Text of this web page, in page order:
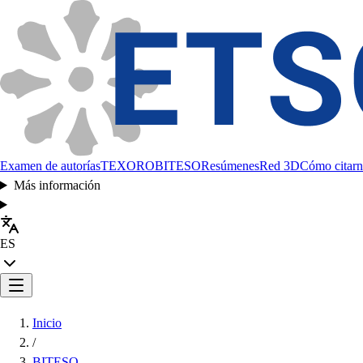
Examen de autoríasTEXOROBITESOResúmenesRed 3DCómo
Más información
ES
Inicio
/